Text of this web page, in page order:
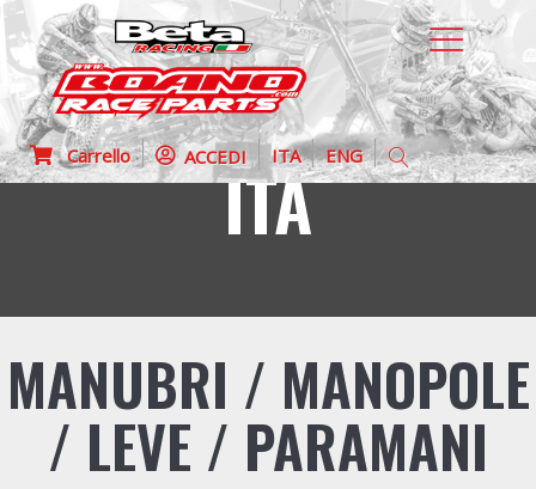
Carrello ACCEDI ITA ENG
ITA
MANUBRI / MANOPOLE
/ LEVE / PARAMANI